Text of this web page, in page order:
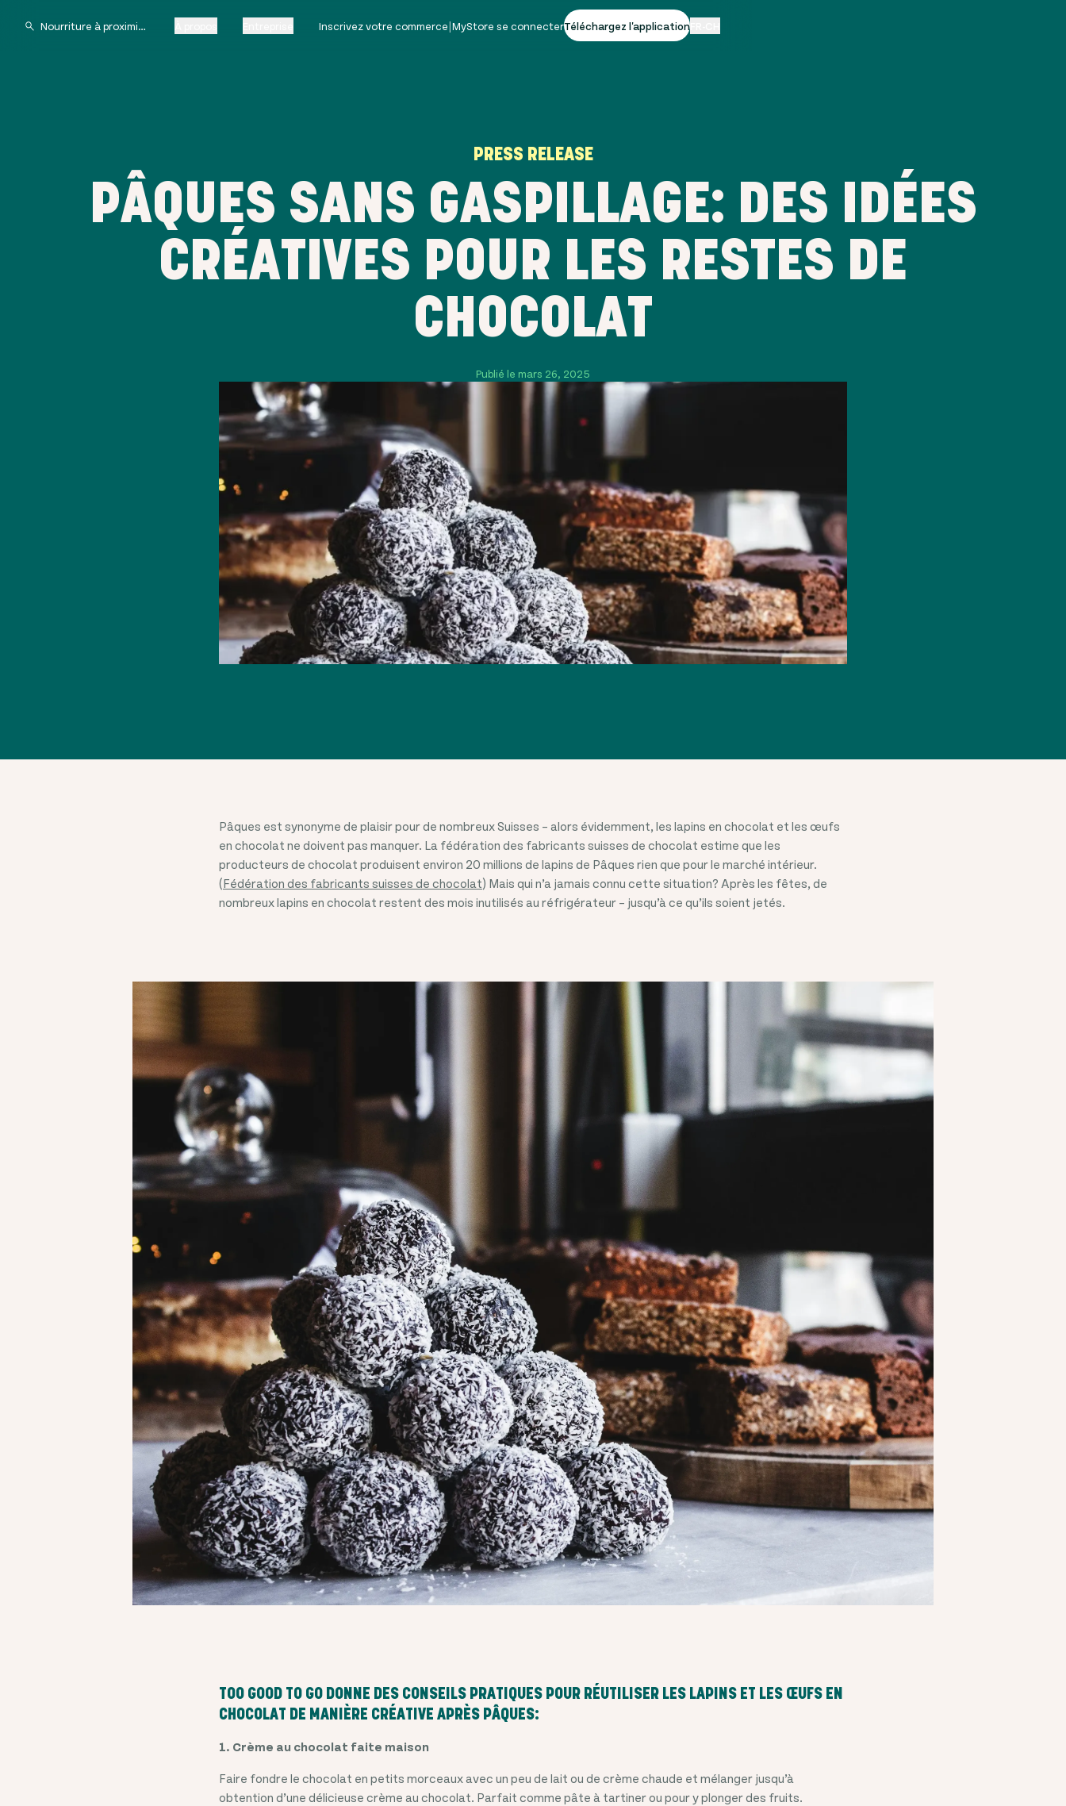
Inscrivez votre commerce|MyStore se connecterTéléchargez l'application
PRESS RELEASE
PÂQUES SANS GASPILLAGE: DES IDÉES
CRÉATIVES POUR LES RESTES DE
CHOCOLAT
Publié le mars 26, 2025
Pâques est synonyme de plaisir pour de nombreux Suisses – alors évidemment, les lapins en chocolat et les œufs
en chocolat ne doivent pas manquer. La fédération des fabricants suisses de chocolat estime que les
producteurs de chocolat produisent environ 20 millions de lapins de Pâques rien que pour le marché intérieur.
(Fédération des fabricants suisses de chocolat) Mais qui n’a jamais connu cette situation? Après les fêtes, de
nombreux lapins en chocolat restent des mois inutilisés au réfrigérateur – jusqu’à ce qu’ils soient jetés.
TOO GOOD TO GO DONNE DES CONSEILS PRATIQUES POUR RÉUTILISER LES LAPINS ET LES ŒUFS EN
CHOCOLAT DE MANIÈRE CRÉATIVE APRÈS PÂQUES:
1. Crème au chocolat faite maison
Faire fondre le chocolat en petits morceaux avec un peu de lait ou de crème chaude et mélanger jusqu’à
obtention d’une délicieuse crème au chocolat. Parfait comme pâte à tartiner ou pour y plonger des fruits.